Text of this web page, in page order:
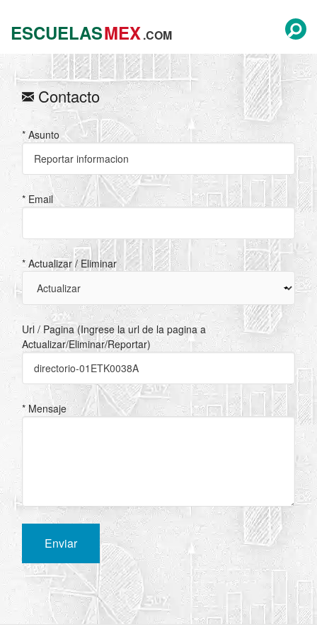
ESCUELASMEX.COM
Contacto
* Asunto
* Email
* Actualizar / Eliminar
Url / Pagina (Ingrese la url de la pagina a
Actualizar/Eliminar/Reportar)
* Mensaje
Enviar